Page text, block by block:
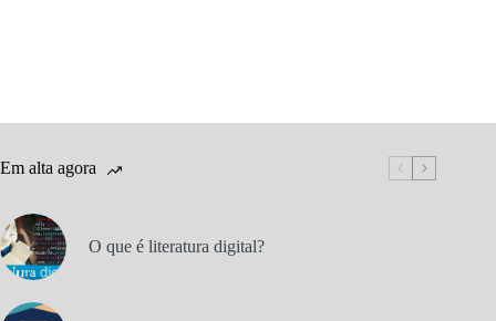
Em alta agora
O que é literatura digital?